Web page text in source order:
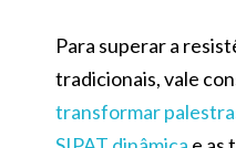
Para superar a
tradicionais, vale
transformar